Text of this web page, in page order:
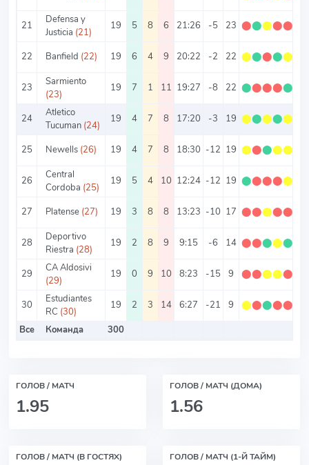
21
Defensa y
Justicia (21)
19 5 8 6 21:26 -5 23 ⬤⬤⬤⬤⬤
22 Banfield (22) 19 6 4 9 20:22 -2 22 ⬤⬤⬤⬤⬤
23
Sarmiento
(23)
19 7 1 11 19:27 -8 22 ⬤⬤⬤⬤⬤
24
Atletico
Tucuman (24)
19 4 7 8 17:20 -3 19 ⬤⬤⬤⬤⬤
25 Newells (26) 19 4 7 8 18:30 -12 19 ⬤⬤⬤⬤⬤
26
Central
Cordoba (25)
19 5 4 10 12:24 -12 19 ⬤⬤⬤⬤⬤
27 Platense (27) 19 3 8 8 13:23 -10 17 ⬤⬤⬤⬤⬤
28
Deportivo
Riestra (28)
19 2 8 9 9:15 -6 14 ⬤⬤⬤⬤⬤
29
CA Aldosivi
(29)
19 0 9 10 8:23 -15 9 ⬤⬤⬤⬤⬤
30
Estudiantes
RC (30)
19 2 3 14 6:27 -21 9 ⬤⬤⬤⬤⬤
Все
Команда 300
ГОЛОВ / МАТЧ
1.95
ГОЛОВ / МАТЧ (ДОМА)
1.56
ГОЛОВ / МАТЧ (В ГОСТЯХ) ГОЛОВ / МАТЧ (1-Й ТАЙМ)